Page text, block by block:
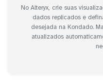
No Alteryx, crie suas
dados replicados e
desejada na Kondado.
atualizados